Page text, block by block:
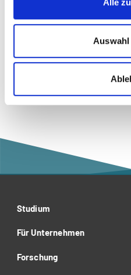
Alle
Leadership
Studium
Für Unternehmen
Forschung